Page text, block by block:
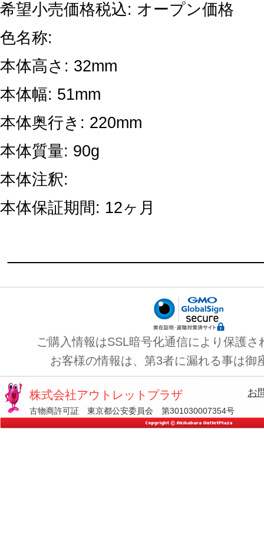
希望小売価格税込: オープン価格
色名称:
本体高さ: 32mm
本体幅: 51mm
本体奥行き: 220mm
本体質量: 90g
本体注釈:
本体保証期間: 12ヶ月
ご購入情報はSSL暗号化通信により保護さ
お客様の情報は、第3者に漏れる事は御
株式会社アウトレットプラザ
古物商許可証 東京都公安委員会 第301030007354号
お